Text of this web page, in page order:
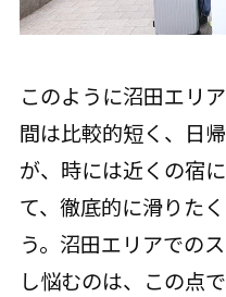
このように沼田エリ
間は比較的短く、日
が、時には近くの宿
て、徹底的に滑りた
う。沼田エリアでの
し悩むのは、この点で